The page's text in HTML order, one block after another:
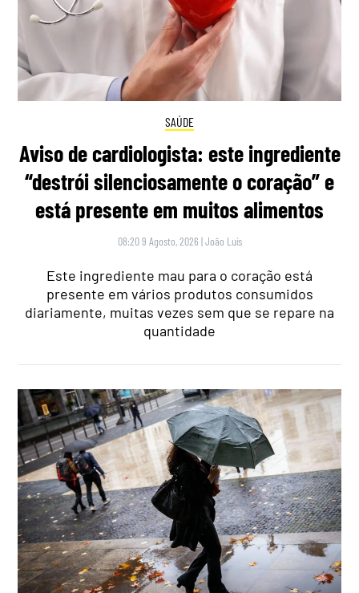
SAÚDE
Aviso de cardiologista: este ingrediente
“destrói silenciosamente o coração” e
está presente em muitos alimentos
08:20 9 Agosto, 2026 |João Luís
Este ingrediente mau para o coração está
presente em vários produtos consumidos
diariamente, muitas vezes sem que se repare na
quantidade